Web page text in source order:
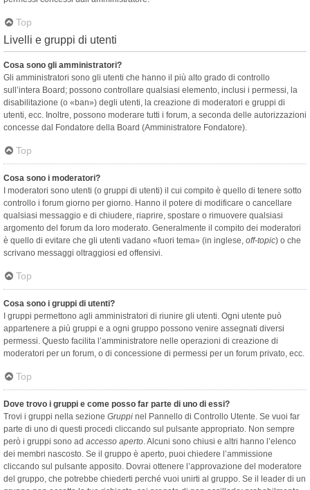
Top
Livelli e gruppi di utenti
Cosa sono gli amministratori?
Gli amministratori sono gli utenti che hanno il più alto grado di controllo
sull’intera Board; possono controllare qualsiasi elemento, inclusi i permessi, la
disabilitazione (o «ban») degli utenti, la creazione di moderatori e gruppi di
utenti, ecc. Inoltre, possono moderare tutti i forum, a seconda delle autorizzazioni
concesse dal Fondatore della Board (Amministratore Fondatore).
Top
Cosa sono i moderatori?
I moderatori sono utenti (o gruppi di utenti) il cui compito è quello di tenere sotto
controllo i forum giorno per giorno. Hanno il potere di modificare o cancellare
qualsiasi messaggio e di chiudere, riaprire, spostare o rimuovere qualsiasi
argomento del forum da loro moderato. Generalmente il compito dei moderatori
è quello di evitare che gli utenti vadano «fuori tema» (in inglese, off-topic) o che
scrivano messaggi oltraggiosi ed offensivi.
Top
Cosa sono i gruppi di utenti?
I gruppi permettono agli amministratori di riunire gli utenti. Ogni utente può
appartenere a più gruppi e a ogni gruppo possono venire assegnati diversi
permessi. Questo facilita l’amministratore nelle operazioni di creazione di
moderatori per un forum, o di concessione di permessi per un forum privato, ecc.
Top
Dove trovo i gruppi e come posso far parte di uno di essi?
Trovi i gruppi nella sezione Gruppi nel Pannello di Controllo Utente. Se vuoi far
parte di uno di questi procedi cliccando sul pulsante appropriato. Non sempre
però i gruppi sono ad accesso aperto. Alcuni sono chiusi e altri hanno l’elenco
dei membri nascosto. Se il gruppo è aperto, puoi chiedere l’ammissione
cliccando sul pulsante apposito. Dovrai ottenere l’approvazione del moderatore
del gruppo, che potrebbe chiederti perché vuoi unirti al gruppo. Se il leader di un